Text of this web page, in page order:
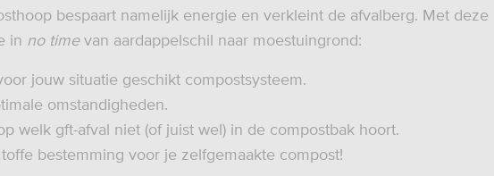
bespaart namelijk energie en verkleint de afvalberg. Met deze
in no timevan aardappelschil naar moestuingrond:
jouw situatie geschikt compostsysteem.
omstandigheden.
welk gft-afval niet (of juist wel) in de compostbak hoort.
bestemming voor je zelfgemaakte compost!